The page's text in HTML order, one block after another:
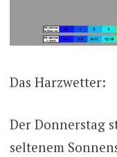
Das Harzwetter:
Der Donnerstag
seltenem